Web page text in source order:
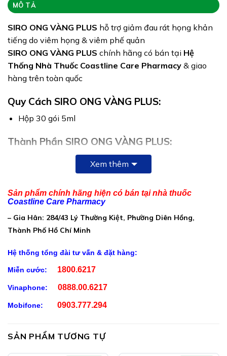
MÔ TẢ
SIRO ONG VÀNG PLUS hỗ trợ giảm đau rát họng khản
tiếng do viêm họng & viêm phế quản
SIRO ONG VÀNG PLUS chính hãng có bán tại Hệ
Thống Nhà Thuốc Coastline Care Pharmacy & giao
hàng trên toàn quốc
Quy Cách SIRO ONG VÀNG PLUS:
Hộp 30 gói 5ml
Thành Phần SIRO ONG VÀNG PLUS:
Dịch ép tắc (quất):………………………..1,2g (Tương đương
5g trái tắc)
Chiết xuất cúc tím:………………………50mg (Tương đương
210mg cúc tím)
Eucalyptol:………………………………..1,5mg
Tinh dầu Gừng:………………………….1,2mg (Tương đương
0,48g gừng)
Tinh dầu Tần dày lá:…………………..0,4mg (Tương đương
(PEG 400)), nước cất
Xem thêm
Sản phẩm chính hãng hiện có bán tại nhà thuốc
Coastline Care Pharmacy
– Gia Hân: 284/43 Lý Thường Kiệt, Phường Diên Hồng,
Thành Phố Hồ Chí Minh
Hệ thống tổng đài tư vấn & đặt hàng:
Miễn cước: 1800.6217
Vinaphone: 0888.00.6217
Mobifone: 0903.777.294
SẢN PHẨM TƯƠNG TỰ